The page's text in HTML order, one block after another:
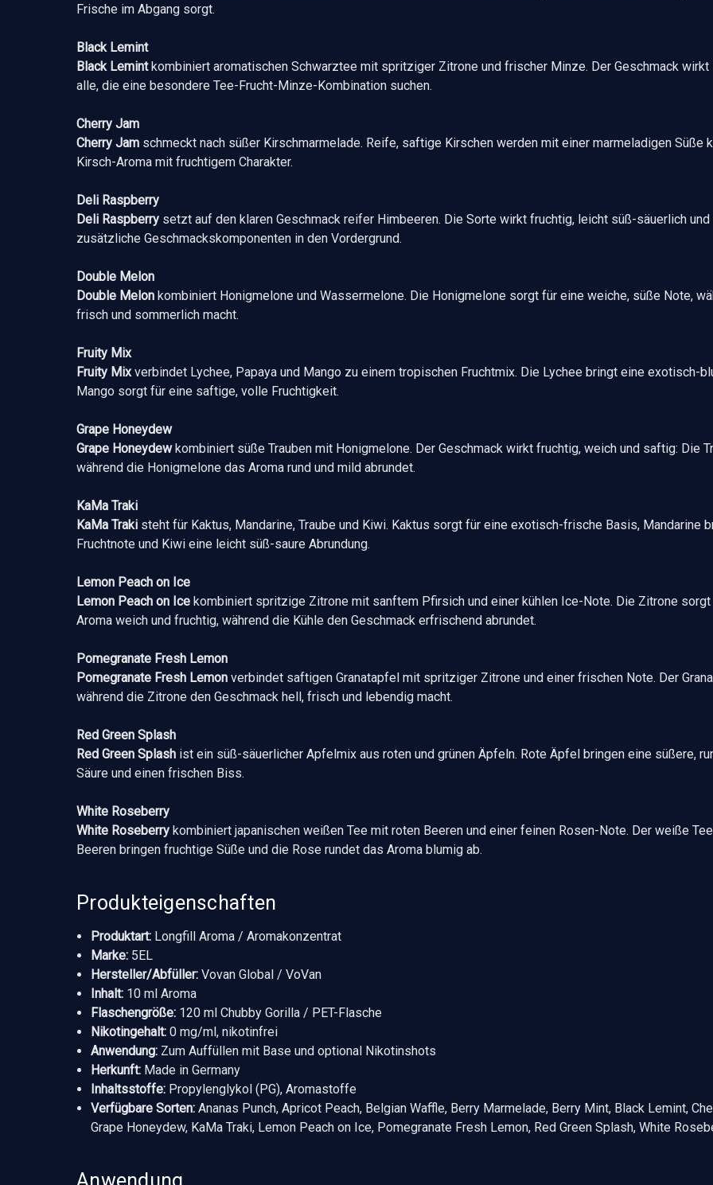
Frische im Abgang sorgt.
Black Lemint
Black Lemintkombiniert aromatischen Schwarztee mit spritziger Zitrone und frischer Minze. Der Geschmack
alle, die eine besondere Tee-Frucht-Minze-Kombination suchen.
Cherry Jam
Cherry Jam schmeckt nach süßer Kirschmarmelade. Reife, saftige Kirschen werden mit einer marmeladigen Süße
Kirsch-Aroma mit fruchtigem Charakter.
Deli Raspberry
Deli Raspberry setzt auf den klaren Geschmack reifer Himbeeren. Die Sorte wirkt fruchtig, leicht süß-säuerlich
zusätzliche Geschmackskomponenten in den Vordergrund.
Double Melon
Double Melon kombiniert Honigmelone und Wassermelone. Die Honigmelone sorgt für eine weiche, süße Note,
frisch und sommerlich macht.
Fruity Mix
Fruity Mixverbindet Lychee, Papaya und Mango zu einem tropischen Fruchtmix. Die Lychee bringt eine exotisch-
Mango sorgt für eine saftige, volle Fruchtigkeit.
Grape Honeydew
Grape Honeydewkombiniert süße Trauben mit Honigmelone. Der Geschmack wirkt fruchtig, weich und saftig: Die
während die Honigmelone das Aroma rund und mild abrundet.
KaMa Traki
KaMa Traki steht für Kaktus, Mandarine, Traube und Kiwi. Kaktus sorgt für eine exotisch-frische Basis, Mandarine
Fruchtnote und Kiwi eine leicht süß-saure Abrundung.
Lemon Peach on Ice
Lemon Peach on Ice kombiniert spritzige Zitrone mit sanftem Pfirsich und einer kühlen Ice-Note. Die Zitrone
Aroma weich und fruchtig, während die Kühle den Geschmack erfrischend abrundet.
Pomegranate Fresh Lemon
Pomegranate Fresh Lemon verbindet saftigen Granatapfel mit spritziger Zitrone und einer frischen Note. Der
während die Zitrone den Geschmack hell, frisch und lebendig macht.
Red Green Splash
Red Green Splash ist ein süß-säuerlicher Apfelmix aus roten und grünen Äpfeln. Rote Äpfel bringen eine süßere,
Säure und einen frischen Biss.
White Roseberry
White Roseberry kombiniert japanischen weißen Tee mit roten Beeren und einer feinen Rosen-Note. Der weiße
Beeren bringen fruchtige Süße und die Rose rundet das Aroma blumig ab.
Produkteigenschaften
Produktart: Longfill Aroma / Aromakonzentrat
Marke: 5EL
Hersteller/Abfüller: Vovan Global / VoVan
Inhalt: 10 ml Aroma
Flaschengröße: 120 ml Chubby Gorilla / PET-Flasche
Nikotingehalt: 0 mg/ml, nikotinfrei
Anwendung: Zum Auffüllen mit Base und optional Nikotinshots
Herkunft: Made in Germany
Inhaltsstoffe: Propylenglykol (PG), Aromastoffe
Verfügbare Sorten: Ananas Punch, Apricot Peach, Belgian Waffle, Berry Marmelade, Berry Mint, Black Lemint,
Grape Honeydew, KaMa Traki, Lemon Peach on Ice, Pomegranate Fresh Lemon, Red Green Splash, White
Anwendung